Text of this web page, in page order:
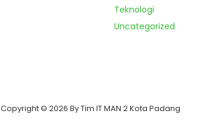
Teknologi
Uncategorized
Copyright © 2026 By Tim IT MAN 2 Kota Padang